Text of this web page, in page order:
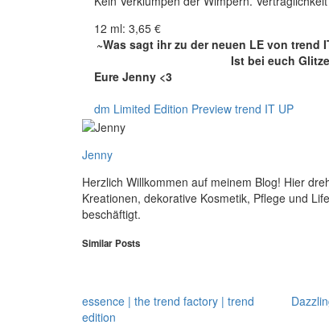
12 ml: 3,65 €
~Was sagt ihr zu der neuen LE von trend
Ist bei euch
Eure Jenny <3
dm Limited Edition Preview trend IT UP
Jenny
Herzlich Willkommen auf meinem Blog! Hier
Kreationen, dekorative Kosmetik, Pflege und
beschäftigt.
Similar Posts
essence | the trend factory | trend
edition